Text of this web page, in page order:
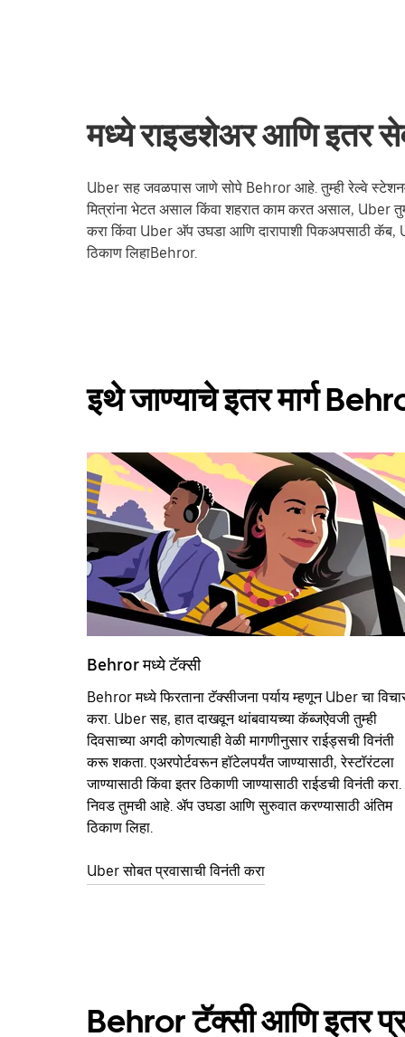
मध्ये राइडशेअर आणि इतर
Uber सह जवळपास जाणे सोपे Behror आहे. तुम्ही रेल्वे
मित्रांना भेटत असाल किंवा शहरात काम करत असाल, Uber
करा किंवा Uber अ‍ॅप उघडा आणि दारापाशी पिकअपसाठी
ठिकाण लिहाBehror.
इथे जाण्याचे इतर मार्ग
Behror मध्ये टॅक्सी
Behror मध्ये फिरताना टॅक्सीजना पर्याय म्हणून Uber चा
करा. Uber सह, हात दाखवून थांबवायच्या कॅब्जऐवजी तुम्ही
दिवसाच्या अगदी कोणत्याही वेळी मागणीनुसार राईड्सची विनंती
करू शकता. एअरपोर्टवरून हॉटेलपर्यंत जाण्यासाठी, रेस्टॉरंटला
जाण्यासाठी किंवा इतर‍ ठिकाणी जाण्यासाठी राईडची विनंती करा.
निवड तुमची आहे. ॲप उघडा आणि सुरुवात करण्यासाठी अंतिम
ठिकाण लिहा.
Uber सोबत प्रवासाची विनंती करा
Behror टॅक्सी आणि इतर